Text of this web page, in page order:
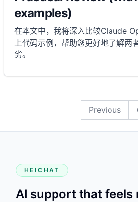
examples)
在本文中，我将深入比较Claude
上代码示例，帮助您更好地了解两
劣。
Previous
HEICHAT
AI support that feels